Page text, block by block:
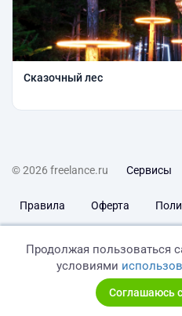
Сказочный лес
© 2026 freelance.ru Сервисы
Правила Оферта
Продолжая пользоваться
условиями
Соглашаюсь